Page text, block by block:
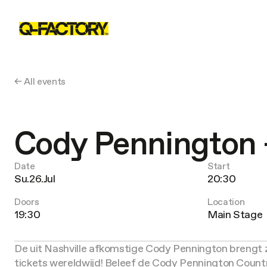
← All events
Cody
Date
Su.26.Jul
Start
20:30
Doors
19:30
Location
Main Stage
De uit Nashville afkomstige Cody Pennington
tickets wereldwijd! Beleef de Cody Pennington